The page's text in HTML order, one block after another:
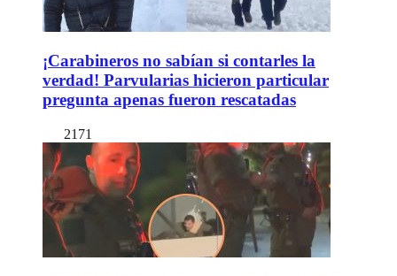
¡Carabineros no sabían si contarles la
verdad! Parvularias hicieron particular
pregunta apenas fueron rescatadas
2171